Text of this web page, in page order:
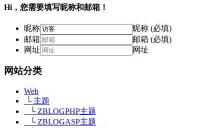
Hi，您需要填写昵称和邮箱！
昵称
昵称 (必填)
邮箱
邮箱 (必填)
网址
网址
网站分类
Web
└ 主题
└ ZBLOGPHP主题
└ ZBLOGASP主题